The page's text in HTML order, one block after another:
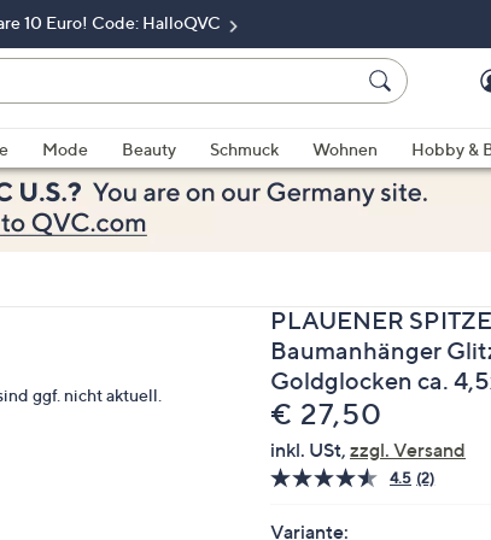
10 Euro! Code: HalloQVC
Mode Beauty Schmuck Wohnen Hobby &
ggf. nicht aktuell.
PLAUENER
Baumanhänger
Goldglocken ca.
Gelöscht
€ 27,50
inkl. USt, zzgl. Versand
4.5 2
(2)
Variante: